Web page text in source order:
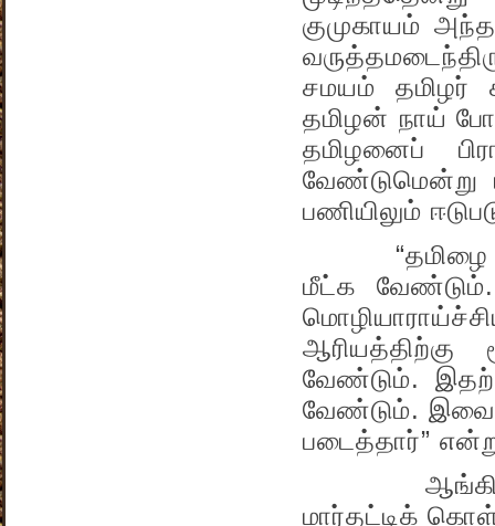
குமுகாயம்
சமயம் தமிழர்
தமிழன் நாய்
தமிழனைப்
வேண்டுமென்று
பணியிலும்
“தமிழை
மீட்க
வேண்டும்.
வேண்டும்.
படைத்தார்”
மார்தட்டிக்